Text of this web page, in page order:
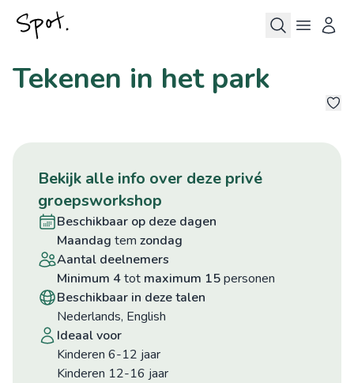
Tekenen in het park
bekijk alle info over deze privé
groepsworkshop
beschikbaar op deze dagen
maandag tem zondag
aantal deelnemers
minimum 4tot maximum 15personen
beschikbaar in deze talen
Nederlands, English
ideaal voor
Kinderen 6-12 jaar
Kinderen 12-16 jaar